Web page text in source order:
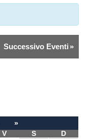
Successivo Eventi »
»
V S
D